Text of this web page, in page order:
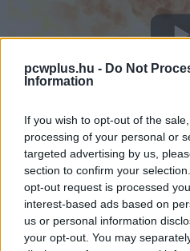
pcwplus.hu - Do Not
Information
If you wish to opt-out of the
processing of your personal or
targeted advertising by us,
section to confirm your
opt-out request is processed
interest-based ads based on
us or personal information
your opt-out. You may
Maga az alapító, Jeff
amiben elismerte, hogy ez
de hozzátette:
"Újjáépítünk mindent,